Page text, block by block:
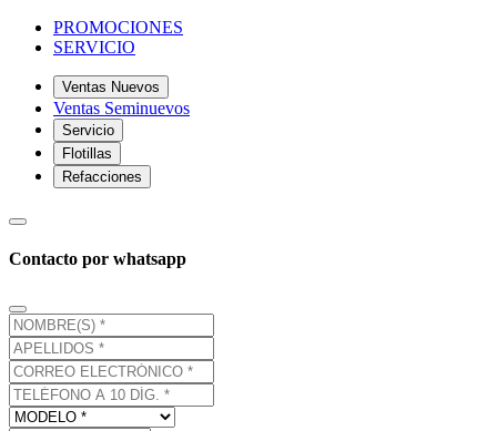
PROMOCIONES
SERVICIO
Ventas Nuevos
Ventas Seminuevos
Servicio
Flotillas
Refacciones
Contacto por whatsapp